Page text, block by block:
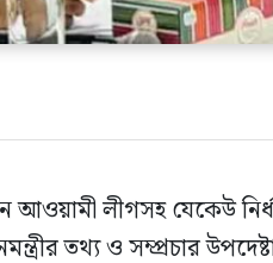
আওয়ামী লীগসহ যেকেউ
তথ্য ও সম্প্রচার